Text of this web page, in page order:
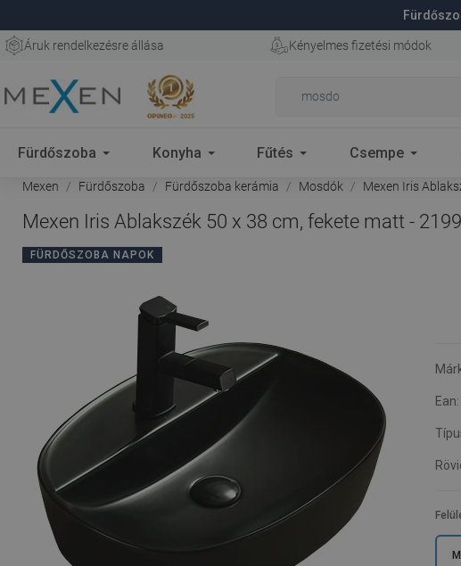
Áruk rendelkezésre állása Kényelmes fizetési módok
Fürdőszoba Konyha Fűtés Csempe
Mexen Fürdőszoba Fürdőszoba kerámia Mosdók Mexen Iris
Mexen Iris Ablakszék 50 x 38 cm, fekete matt -
FÜRDŐSZOBA NAPOK
Ean: